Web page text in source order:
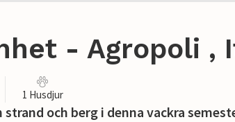
- Agropoli ,
1 Husdjur
och berg i denna vackra